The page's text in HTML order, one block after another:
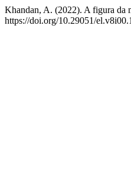
Khandan, A. (2022). A figura da
https://doi.org/10.29051/